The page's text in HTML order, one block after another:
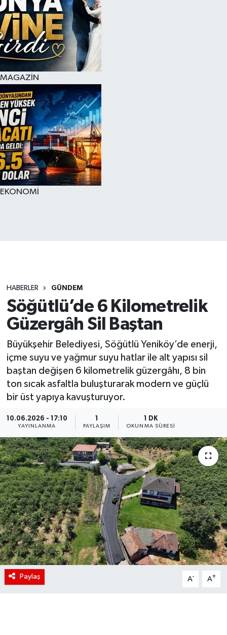
MAGAZİN
EKONOMİ
HABERLER GÜNDEM
Söğütlü’de 6 Kilometrelik
Güzergâh Sil Baştan
Büyükşehir Belediyesi, Söğütlü Yeniköy’de enerji,
içme suyu ve yağmur suyu hatlar ile alt yapısı sil
baştan değişen 6 kilometrelik güzergâhı, 8 bin
ton sıcak asfaltla buluşturarak modern ve güçlü
bir üst yapıya kavuşturuyor.
10.06.2026 - 17:10
YAYINLANMA PAYLAŞIM
1 DK
OKUNMA SÜRESI
Paylaş A- A+